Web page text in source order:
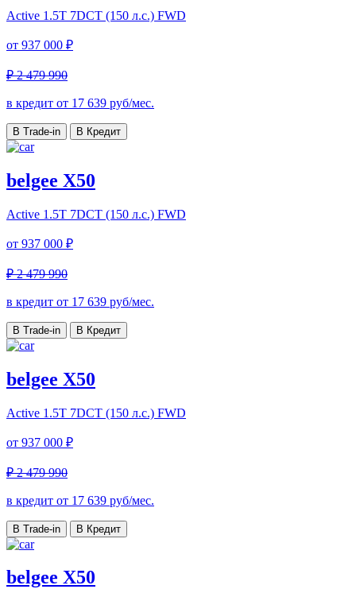
Active 1.5T 7DCT (150 л.с.) FWD
от 937 000 ₽
₽ 2 479 990
в кредит от 17 639 руб/мес.
В Trade-in В Кредит
belgee X50
Active 1.5T 7DCT (150 л.с.) FWD
от 937 000 ₽
₽ 2 479 990
в кредит от 17 639 руб/мес.
В Trade-in В Кредит
belgee X50
Active 1.5T 7DCT (150 л.с.) FWD
от 937 000 ₽
₽ 2 479 990
в кредит от 17 639 руб/мес.
В Trade-in В Кредит
belgee X50